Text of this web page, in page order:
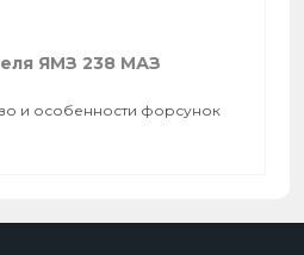
ЯМЗ 238 МАЗ
и особенности форсунок